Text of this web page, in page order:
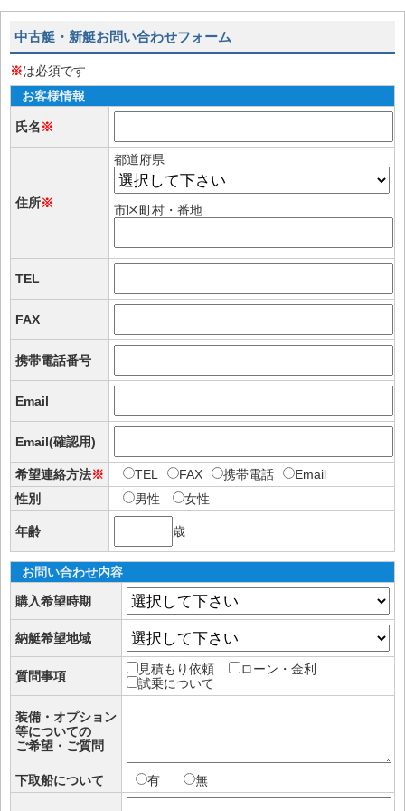
中古艇・新艇お問い合わせフォーム
※は必須です
お客様情報
氏名※
住所※
都道府県
市区町村・番地
TEL
FAX
携帯電話番号
Email
Email(確認用)
希望連絡方法※ TEL FAX 携帯電話
Email
性別
男性 女性
年齢 歳
お問い合わせ内容
購入希望時期
納艇希望地域
質問事項 見積もり依頼
ローン・金利
試乗について
装備・オプション
等についての
ご希望・ご質問
下取船について 有 無